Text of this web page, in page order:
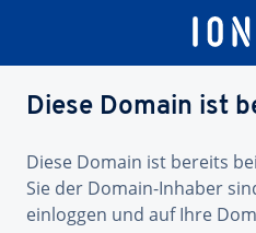
Diese Domain ist
Diese Domain ist bereits
Sie der Domain-Inhaber
einloggen und auf Ihre